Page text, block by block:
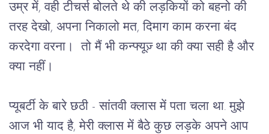
उम्र में, वही टीचर्स बोलते थे की लड़कियों को बहनो की
तरह देखो, अपना निकालो मत, दिमाग काम करना बंद
करदेगा वरना।  तो मैं भी कन्फ्यूज़् था की क्या सही है और
क्या नहीं।
प्यूबर्टी के बारे छठी - सांतवी क्लास में पता चला था. मुझे
आज भी याद है, मेरी क्लास में बैठे कुछ लड़के अपने आप